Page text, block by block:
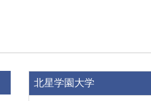
北星学園大学